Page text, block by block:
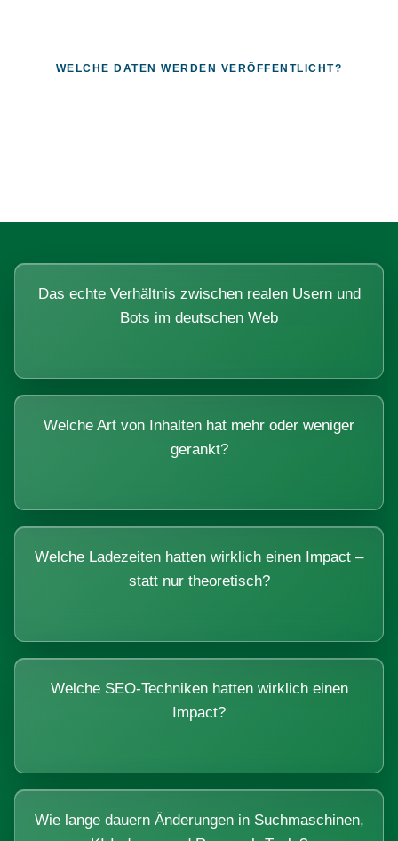
WELCHE DATEN WERDEN VERÖFFENTLICHT?
Das echte Verhältnis zwischen realen Usern und
Bots im deutschen Web
Welche Art von Inhalten hat mehr oder weniger
gerankt?
Welche Ladezeiten hatten wirklich einen Impact –
statt nur theoretisch?
Welche SEO-Techniken hatten wirklich einen
Impact?
Wie lange dauern Änderungen in Suchmaschinen,